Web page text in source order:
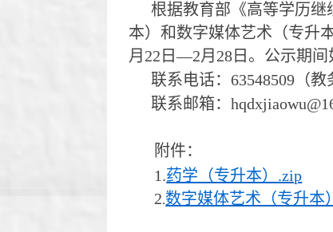
根据教育部《高等学历
本）和数字媒体艺术（专升
月 22 日—2月 28 日 。公示期间
联系电话： 63548509 （
联系邮箱：hqdxjiaowu@
附件：
1.药学（专升本）.zip
2.数字媒体艺术（专升本